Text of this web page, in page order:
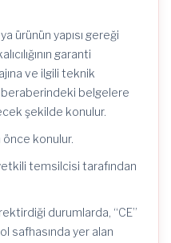
ürünün yapısı gereği
garanti
ve ilgili teknik
belgelere
şekilde konulur.
önce konulur.
temsilcisi tarafından
durumlarda, “CE”
safhasında yer alan